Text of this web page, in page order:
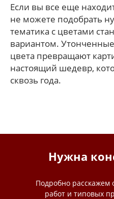
Если вы все еще
не можете подобрать
тематика с цветами
вариантом.
цвета превращают
настоящий шедевр,
сквозь года.
Нужна
Подробно расскажем
работ и типовых